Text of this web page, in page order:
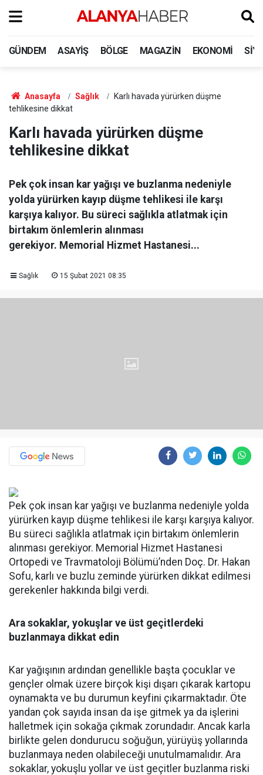
GÜNDEM ASAYIŞ BÖLGE MAGAZIN EKONOMI
Anasayfa Sağlık
Karlı havada yürürken düşme
tehlikesine dikkat
Karlı havada yürürken düşme
tehlikesine dikkat
Pek çok insan kar yağışı ve buzlanma nedeniyle
yolda yürürken kayıp düşme tehlikesi ile karşı
karşıya kalıyor. Bu süreci sağlıkla atlatmak için
birtakım önlemlerin alınması
gerekiyor. Memorial Hizmet Hastanesi...
Sağlık 15 Şubat 2021 08:35
Pek çok insan kar yağışı ve buzlanma nedeniyle yolda
yürürken kayıp düşme tehlikesi ile karşı karşıya kalıyor.
Bu süreci sağlıkla atlatmak için birtakım önlemlerin
alınması gerekiyor. Memorial Hizmet Hastanesi
Ortopedi ve Travmatoloji Bölümü’nden Doç. Dr. Hakan
Sofu, karlı ve buzlu zeminde yürürken dikkat edilmesi
gerekenler hakkında bilgi verdi.
Ara sokaklar, yokuşlar ve üst geçitlerdeki
buzlanmaya dikkat edin
Kar yağışının ardından genellikle başta çocuklar ve
gençler olmak üzere birçok kişi dışarı çıkarak kartopu
oynamakta ve bu durumun keyfini çıkarmaktadır. Öte
yandan çok sayıda insan da işe gitmek ya da işlerini
halletmek için sokağa çıkmak zorundadır. Ancak karla
birlikte gelen dondurucu soğuğun, yürüyüş yollarında
buzlanmaya neden olabileceği unutulmamalıdır. Ara
sokaklar, yokuşlu yollar ve üst geçitler buzlanma riski